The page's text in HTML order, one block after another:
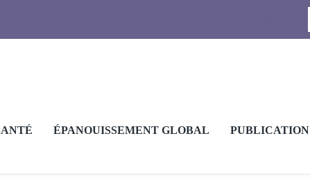
ÉPANOUISSEMENT GLOBAL PUBLICATION